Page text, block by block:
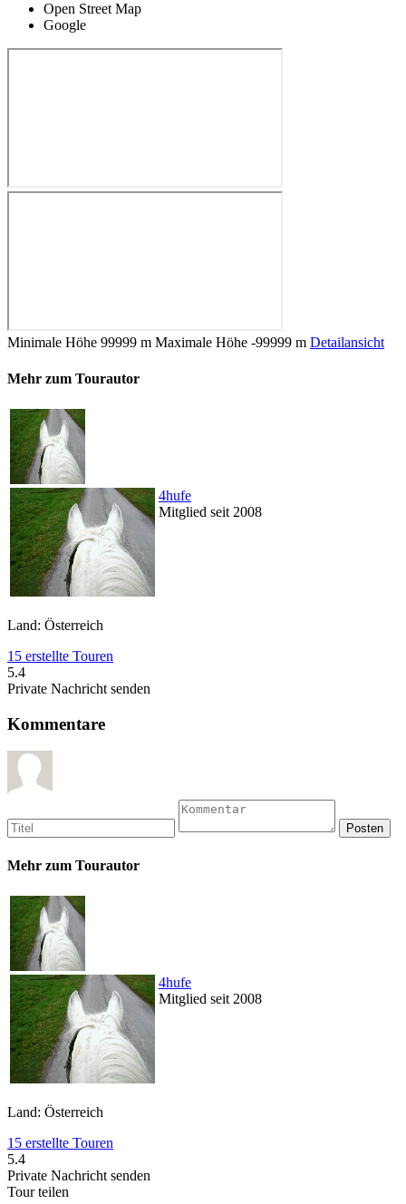
Open Street Map
Google
Minimale Höhe 99999 m Maximale Höhe -99999 m Detailansicht
Mehr zum Tourautor
4hufe
Mitglied seit 2008
Land: Österreich
15 erstellte Touren
5.4
Private Nachricht senden
Kommentare
Mehr zum Tourautor
4hufe
Mitglied seit 2008
Land: Österreich
15 erstellte Touren
5.4
Private Nachricht senden
Tour teilen